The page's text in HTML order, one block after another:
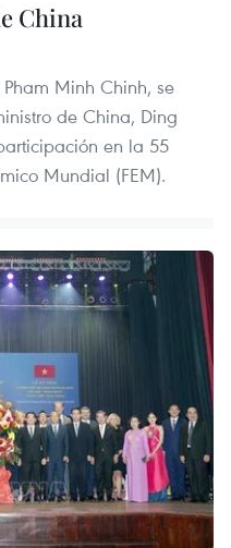
China
Minh Chinh, se
de China, Ding
en la 55
Mundial (FEM).